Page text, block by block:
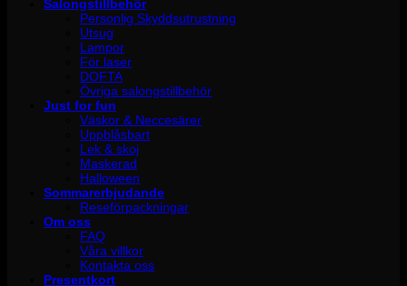
Salongstillbehör
Personlig Skyddsutrustning
Utsug
Lampor
För laser
DOFTA
Övriga salongstillbehör
Just for fun
Väskor & Neccesärer
Uppblåsbart
Lek & skoj
Maskerad
Halloween
Sommarerbjudande
Reseförpackningar
Om oss
FAQ
Våra villkor
Kontakta oss
Presentkort